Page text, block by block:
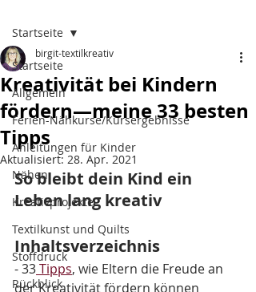
Startseite
Allgemein
Ferien-Nähkurse/Kursergebnisse
Anleitungen für Kinder
Nähen
Kreativprojekte
Textilkunst und Quilts
Stoffdruck
Rückblick
Startseite
Kreativität bei Kindern
fördern—meine 33 besten
Tipps
birgit-textilkreativ
Aktualisiert: 28. Apr. 2021
So bleibt dein Kind ein
Leben lang kreativ
Inhaltsverzeichnis
- 33 Tipps, wie Eltern die Freude an
der Kreativität fördern können